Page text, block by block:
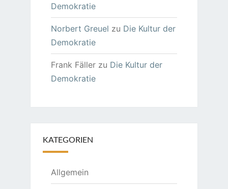
Demokratie
Norbert Greuel zu Die Kultur der
Demokratie
Frank Fällerzu Die Kultur der
Demokratie
KATEGORIEN
Allgemein